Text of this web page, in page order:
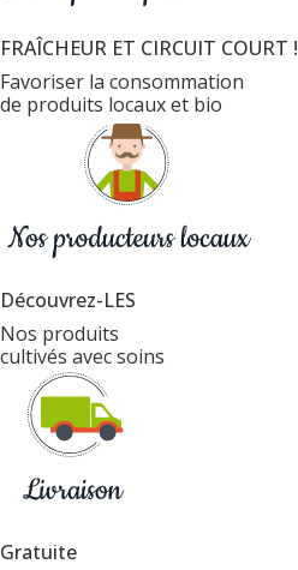
FRAÎCHEUR ET CIRCUIT COURT !
Favoriser la consommation
de produits locaux et bio
Découvrez-LES
Nos produits
cultivés avec soins
Gratuite